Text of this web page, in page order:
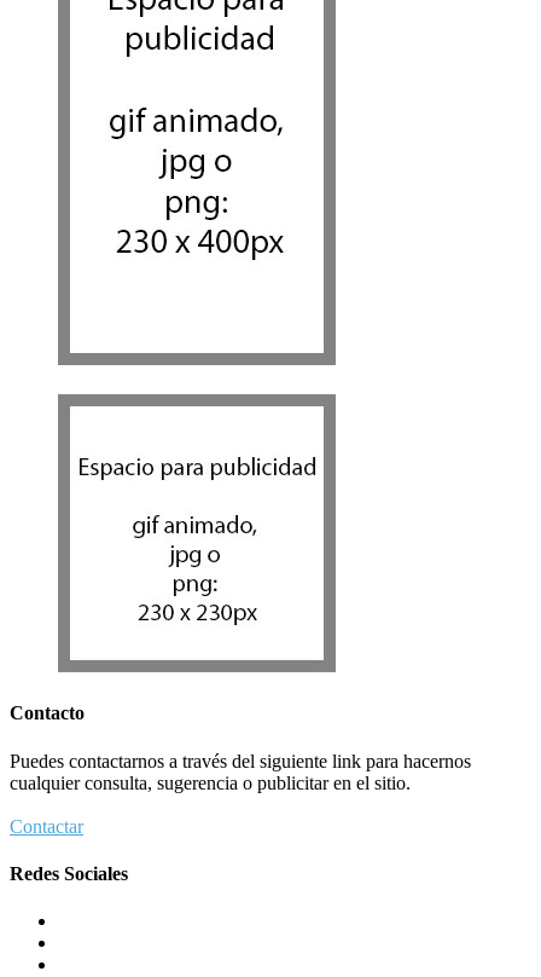
Contacto
Puedes contactarnos a través del siguiente link para hacernos
cualquier consulta, sugerencia o publicitar en el sitio.
Contactar
Redes Sociales